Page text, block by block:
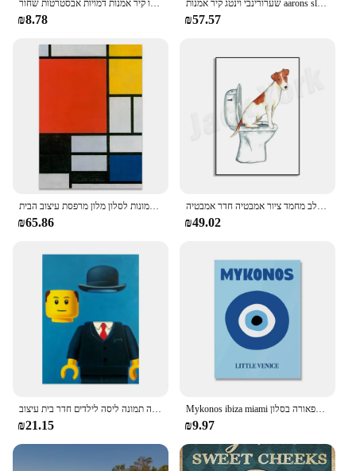
סקוריניאן פשוט רטרו קיר אמנות דמויות אבסטרטות שחור hd בד פוסטר הדפסה הביתה חדר שינה תפאורה סלון תפאורה
₪8.78
שערורינבי וינטג קיר אמנות aarons sledrivehd בד פוסטר הדפסים דף הבית סלון חדר שינה קישוט
₪57.57
מונדריאן צבע בלוק תקציר סגנון בד הדפסת ציור אמנות קיר תמונות לסלון מלון מרפסת עיצוב הבית
₪65.86
ג 'ק ראסל טרייר כלב אסלה קיר שירותים פוסטר צבע מים, ג' ק רוסל טרוייר כלב מחמד ציור אמבטיה חדר אמבטיה
₪49.02
₪21.15
Mykonos ibiza miami בונדי קפרי קיר אמנות ציור כרזות נורדניות והדפסים תמונות קיר עבור תפאורה בסלון
₪9.97